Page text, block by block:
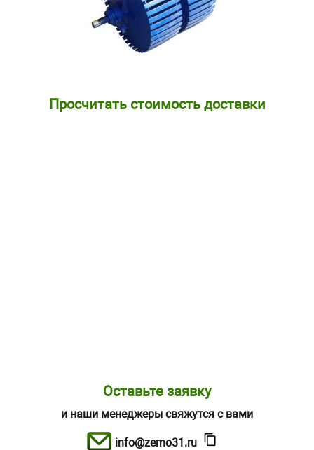
Просчитать стоимость доставки
Оставьте заявку
и наши менеджеры свяжутся с вами
info@zerno31.ru